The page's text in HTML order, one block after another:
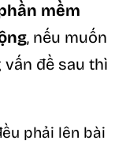
mềm
, nếu muốn
đề sau thì
phải lên bài